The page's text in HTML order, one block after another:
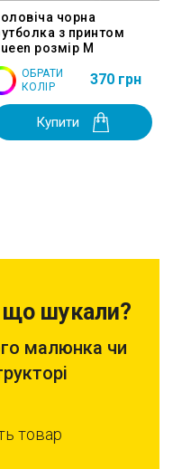
чорна
з принтом
розмір M
ОБРАТИ
КОЛІР
370 грн
Купити
що шукали?
малюнка чи
товар